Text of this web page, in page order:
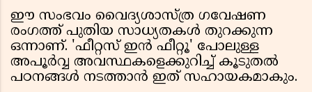
ഈ സംഭവം വൈദ്യശാസ്ത്ര ഗവേഷണ
രംഗത്ത് പുതിയ സാധ്യതകൾ തുറക്കുന്ന
ഒന്നാണ്. 'ഫീറ്റസ് ഇൻ ഫീറ്റൂ' പോലുള്ള
അപൂർവ്വ അവസ്ഥകളെക്കുറിച്ച് കൂടുതൽ
പഠനങ്ങൾ നടത്താൻ ഇത് സഹായകമാകും.